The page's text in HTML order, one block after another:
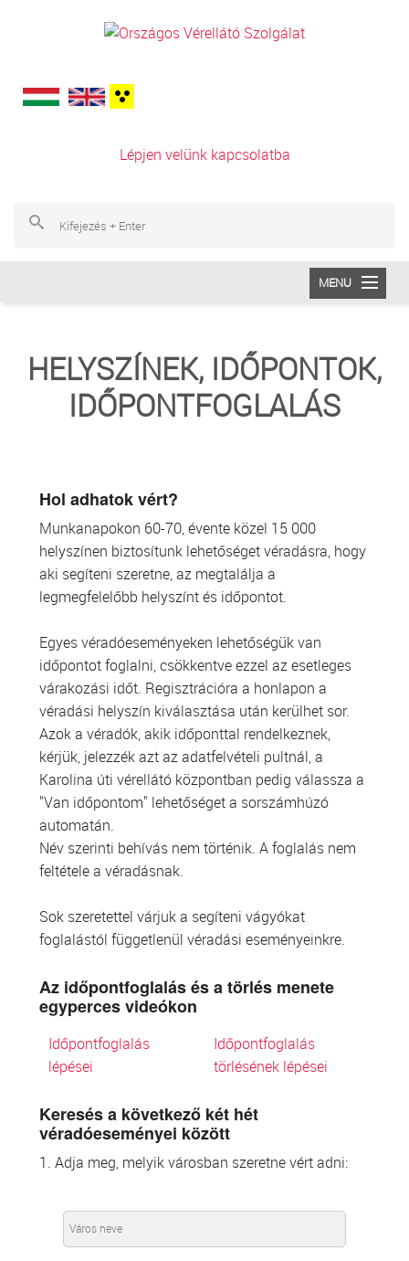
Lépjen velünk kapcsolatba
MENU
VÉRADÁS
ŐSSEJT DONÁCIÓ
VÁRÓLISTÁK
HELYSZÍNEK, IDŐPONTOK,
IDŐPONTFOGLALÁS
Hol adhatok vért?
Munkanapokon 60-70, évente közel 15 000
helyszínen biztosítunk lehetőséget véradásra, hogy
aki segíteni szeretne, az megtalálja a
legmegfelelőbb helyszínt és időpontot.
Egyes véradóeseményeken lehetőségük van
időpontot foglalni, csökkentve ezzel az esetleges
várakozási időt. Regisztrációra a honlapon a
véradási helyszín kiválasztása után kerülhet sor.
Azok a véradók, akik időponttal rendelkeznek,
kérjük, jelezzék azt az adatfelvételi pultnál, a
Karolina úti vérellátó központban pedig válassza a
"Van időpontom" lehetőséget a sorszámhúzó
automatán.
Név szerinti behívás nem történik. A foglalás nem
feltétele a véradásnak.
Sok szeretettel várjuk a segíteni vágyókat
foglalástól függetlenül véradási eseményeinkre.
Az időpontfoglalás és a törlés menete
egyperces videókon
Időpontfoglalás
lépései
Időpontfoglalás
törlésének lépései
Keresés a következő két hét
véradóeseményei között
1. Adja meg, melyik városban szeretne vért adni: